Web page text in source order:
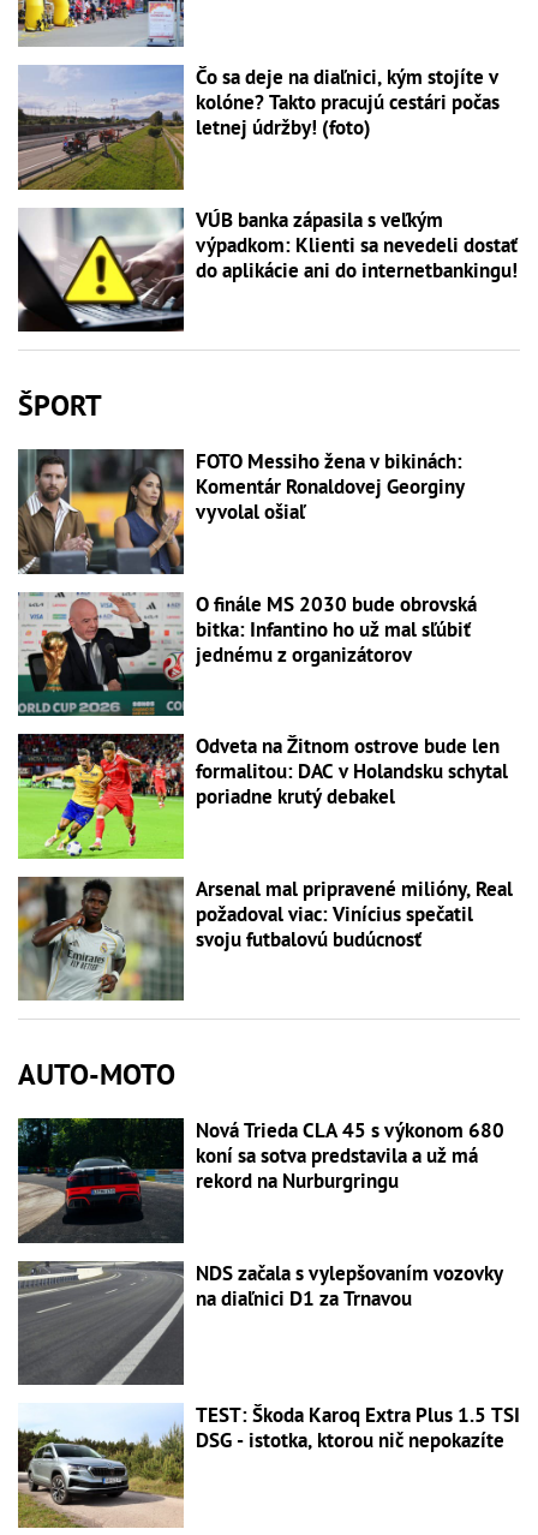
Čo sa deje na diaľnici, kým stojíte v
kolóne? Takto pracujú cestári počas
letnej údržby! (foto)
VÚB banka zápasila s veľkým
výpadkom: Klienti sa nevedeli dostať
do aplikácie ani do internetbankingu!
ŠPORT
FOTO Messiho žena v bikinách:
Komentár Ronaldovej Georginy
vyvolal ošiaľ
O finále MS 2030 bude obrovská
bitka: Infantino ho už mal sľúbiť
jednému z organizátorov
Odveta na Žitnom ostrove bude len
formalitou: DAC v Holandsku schytal
poriadne krutý debakel
Arsenal mal pripravené milióny, Real
požadoval viac: Vinícius spečatil
svoju futbalovú budúcnosť
AUTO-MOTO
Nová Trieda CLA 45 s výkonom 680
koní sa sotva predstavila a už má
rekord na Nurburgringu
NDS začala s vylepšovaním vozovky
na diaľnici D1 za Trnavou
TEST: Škoda Karoq Extra Plus 1.5 TSI
DSG - istotka, ktorou nič nepokazíte